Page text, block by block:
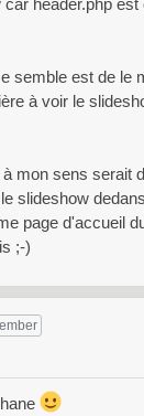
semble est de le
à voir le
mon sens serait
slideshow
page d'accueil
;-)